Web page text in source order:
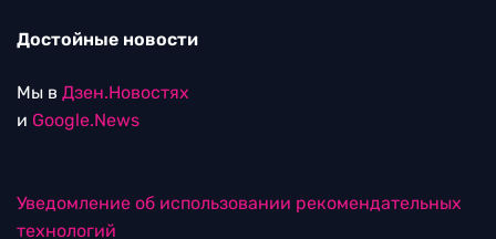
Достойные новости
Мы в Дзен.Новостях
и Google.News
Уведомление об использовании рекомендательных
технологий